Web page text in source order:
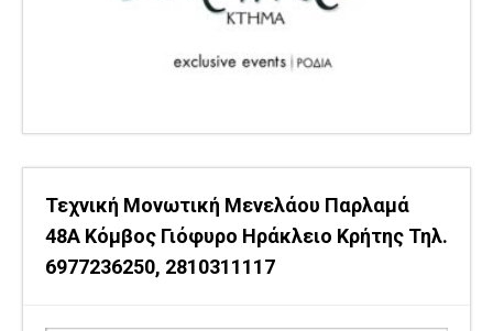
Τεχνική Μονωτική Μενελάου Παρλαμά
48Α Κόμβος Γιόφυρο Ηράκλειο Κρήτης Τηλ.
6977236250, 2810311117